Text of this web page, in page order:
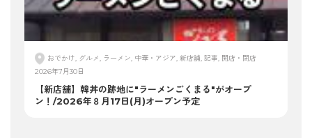
おでかけ, グルメ, ラーメン, 中華・アジア, 新店舗, 記事, 開店・閉店
2026年7月30日
【新店舗】韓丼の跡地に"ラーメンごくまる"がオープ
ン！/2026年８月17日(月)オープン予定